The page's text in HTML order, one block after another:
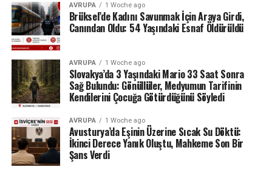
yazında su seviyesi ciddi şekilde gerilemişti.
Ren Şelalesi’ndeki son durum ise İsviçre’de devam eden
yağış eksikliğinin nehir ve göller üzerindeki etkisini
gözler önüne seriyor.
Kaynak: BAFU / BRK News
AVRUPA 1 Woche ago
Brüksel’de Kadını Savunmak İçin Araya Girdi,
Canından Oldu: 54 Yaşındaki Esnaf Öldürüldü
AVRUPA 1 Woche ago
Slovakya’da 3 Yaşındaki Mario 33 Saat Sonra
Sağ Bulundu: Gönüllüler, Medyumun Tarifinin
Kendilerini Çocuğa Götürdüğünü Söyledi
AVRUPA 1 Woche ago
Avusturya’da Eşinin Üzerine Sıcak Su Döktü:
İkinci Derece Yanık Oluştu, Mahkeme Son Bir
Şans Verdi